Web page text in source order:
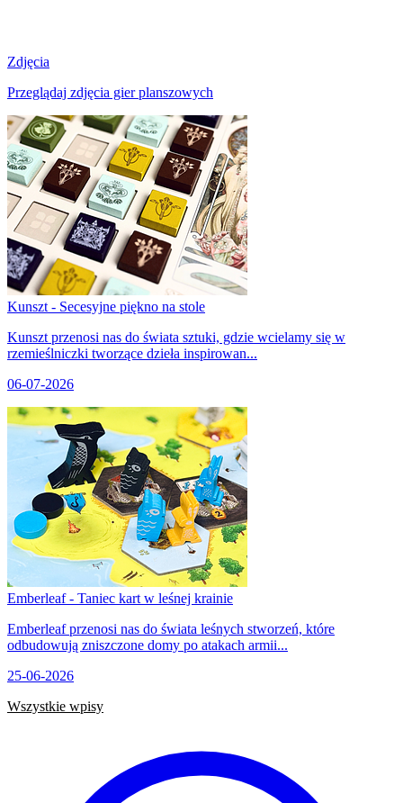
Zdjęcia
Przeglądaj zdjęcia gier planszowych
Kunszt - Secesyjne piękno na stole
Kunszt przenosi nas do świata sztuki, gdzie wcielamy się w
rzemieślniczki tworzące dzieła inspirowan...
06-07-2026
Emberleaf - Taniec kart w leśnej krainie
Emberleaf przenosi nas do świata leśnych stworzeń, które
odbudowują zniszczone domy po atakach armii...
25-06-2026
Wszystkie wpisy